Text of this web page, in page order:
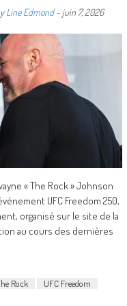
Line Edmond- juin 7, 2026
« The Rock » Johnson
UFC Freedom 250,
organisé sur le site de la
au cours des dernières
Rock
UFC Freedom